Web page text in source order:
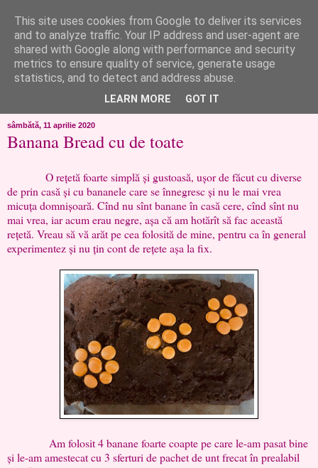
like ?...or not!
..de toate!!!!!..alandala...cum imi trec prin minte..si cum am
chef..incercate pe pielea mea..
sâmbătă, 11 aprilie 2020
Banana Bread cu de toate
O rețetă foarte simplă și gustoasă, ușor de făcut cu diverse
de prin casă și cu bananele care se înnegresc și nu le mai vrea
micuța domnișoară. Cînd nu sînt banane în casă cere, cînd sînt nu
mai vrea, iar acum erau negre, așa că am hotărît să fac această
rețetă. Vreau să vă arăt pe cea folosită de mine, pentru ca în general
experimentez și nu țin cont de rețete așa la fix.
Am folosit 4 banane foarte coapte pe care le-am pasat bine
și le-am amestecat cu 3 sferturi de pachet de unt frecat în prealabil
This site uses cookies from Google to deliver its services
and to analyze traffic. Your IP address and user-agent are
shared with Google along with performance and security
metrics to ensure quality of service, generate usage
statistics, and to detect and address abuse.
LEARN MORE GOT IT